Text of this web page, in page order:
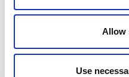
Allow
Use
Strömstad Turistinformation
Strömstad
Hemsida:Till hemsida